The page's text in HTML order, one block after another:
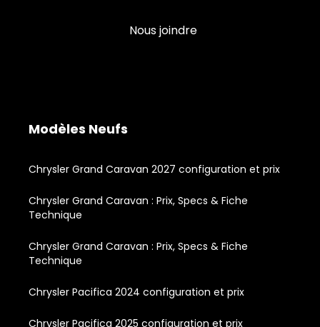
Nous joindre
Modèles Neufs
Chrysler Grand Caravan 2027 configuration et prix
Chrysler Grand Caravan : Prix, Specs & Fiche
Technique
Chrysler Grand Caravan : Prix, Specs & Fiche
Technique
Chrysler Pacifica 2024 configuration et prix
Chrysler Pacifica 2025 configuration et prix